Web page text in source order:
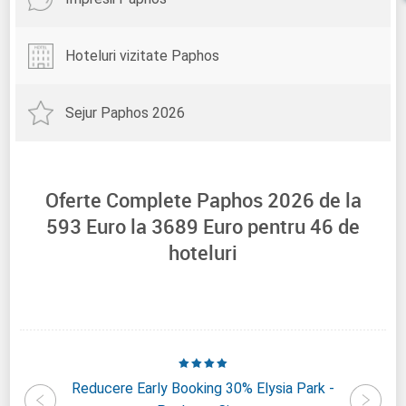
Hoteluri vizitate Paphos
Sejur Paphos 2026
Oferte Complete Paphos 2026 de la
593 Euro la 3689 Euro pentru 46 de
hoteluri
-
Reducere Early Booking 30% Elysia Park -